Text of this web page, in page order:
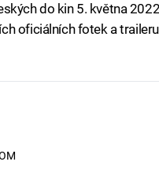
do kin 5. května
oficiálních fotek a